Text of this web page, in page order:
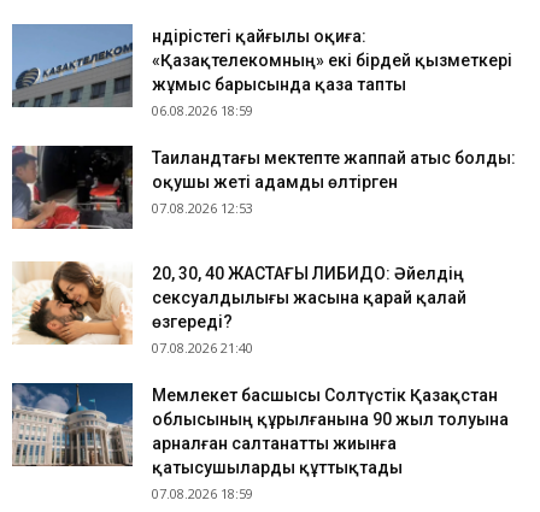
Өндірістегі қайғылы оқиға:
«Қазақтелекомның» екі бірдей қызметкері
жұмыс барысында қаза тапты
06.08.2026 18:59
Таиландтағы мектепте жаппай атыс болды:
оқушы жеті адамды өлтірген
07.08.2026 12:53
​20, 30, 40 ЖАСТАҒЫ ЛИБИДО: Әйелдің
сексуалдылығы жасына қарай қалай
өзгереді?
07.08.2026 21:40
Мемлекет басшысы Солтүстік Қазақстан
облысының құрылғанына 90 жыл толуына
арналған салтанатты жиынға
қатысушыларды құттықтады
07.08.2026 18:59